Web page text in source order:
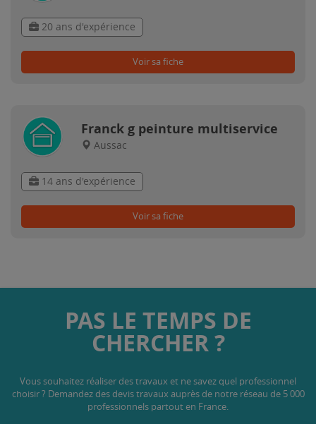
20 ans d'expérience
Voir sa fiche
Franck g peinture multiservice
Aussac
14 ans d'expérience
Voir sa fiche
PAS LE TEMPS DE
CHERCHER ?
Vous souhaitez réaliser des travaux et ne savez quel professionnel
choisir ? Demandez des devis travaux auprès de notre réseau de 5 000
professionnels partout en France.